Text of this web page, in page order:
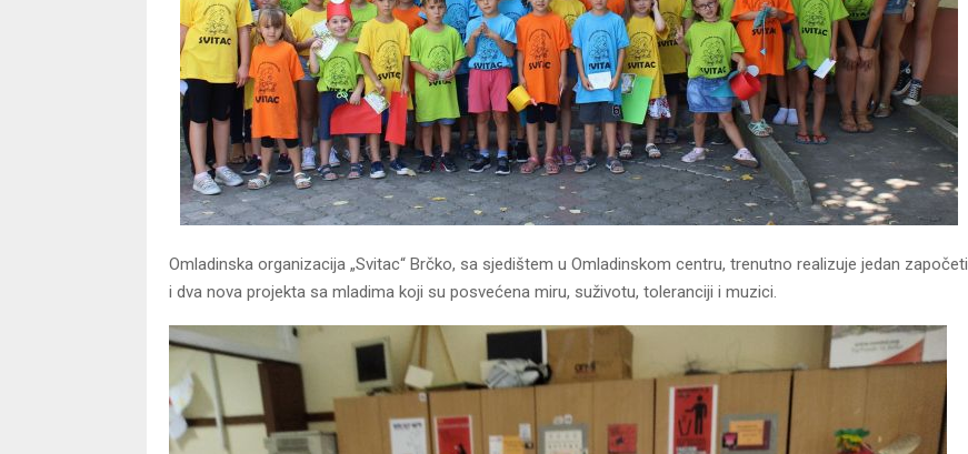
Omladinska organizacija „Svitac“ Brčko, sa sjedištem u Omladinskom centru, trenutno realizuje jedan započeti
i dva nova projekta sa mladima koji su posvećena miru, suživotu, toleranciji i muzici.